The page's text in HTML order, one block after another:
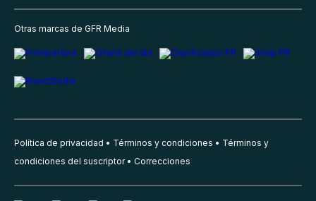
Otras marcas de GFR Media
Política de privacidad Términos y condiciones
Términos y
condiciones del suscriptor
Correcciones